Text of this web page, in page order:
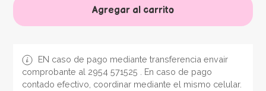
Agregar al carrito
EN caso de pago mediante transferencia envair
comprobante al 2954 571525 . En caso de pago
contado efectivo, coordinar mediante el mismo celular.